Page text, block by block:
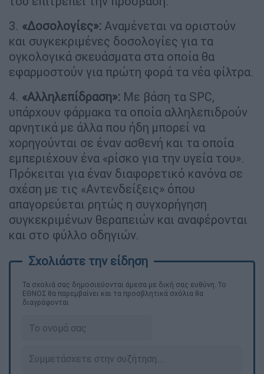
3. «Δοσολογίες»: Αναμένεται να οριστούν
και συγκεκριμένες δοσολογίες για τα
ογκολογικά σκευάσματα στα οποία θα
εφαρμοστούν για πρώτη φορά τα νέα φίλτρα.
4. «Αλληλεπίδραση»: Με βάση τα SPC,
υπάρχουν φάρμακα τα οποία αλληλεπιδρούν
αρνητικά με άλλα που ήδη μπορεί να
χορηγούνται σε έναν ασθενή και τα οποία
εμπεριέχουν ένα «ρίσκο για την υγεία του».
Πρόκειται για έναν διαφορετικό κανόνα σε
σχέση με τις «Αντενδείξεις» όπου
απαγορεύεται ρητώς η συγχορήγηση
συγκεκριμένων θεραπειών και αναφέρονται
και στο φύλλο οδηγιών.
Τα σχολιά σας δημοσιεύονται άμεσα με δική σας ευθύνη. Το
ΕΘΝΟΣ θα παρεμβαίνει και τα προσβλητικά σχόλια θα
διαγράφονται